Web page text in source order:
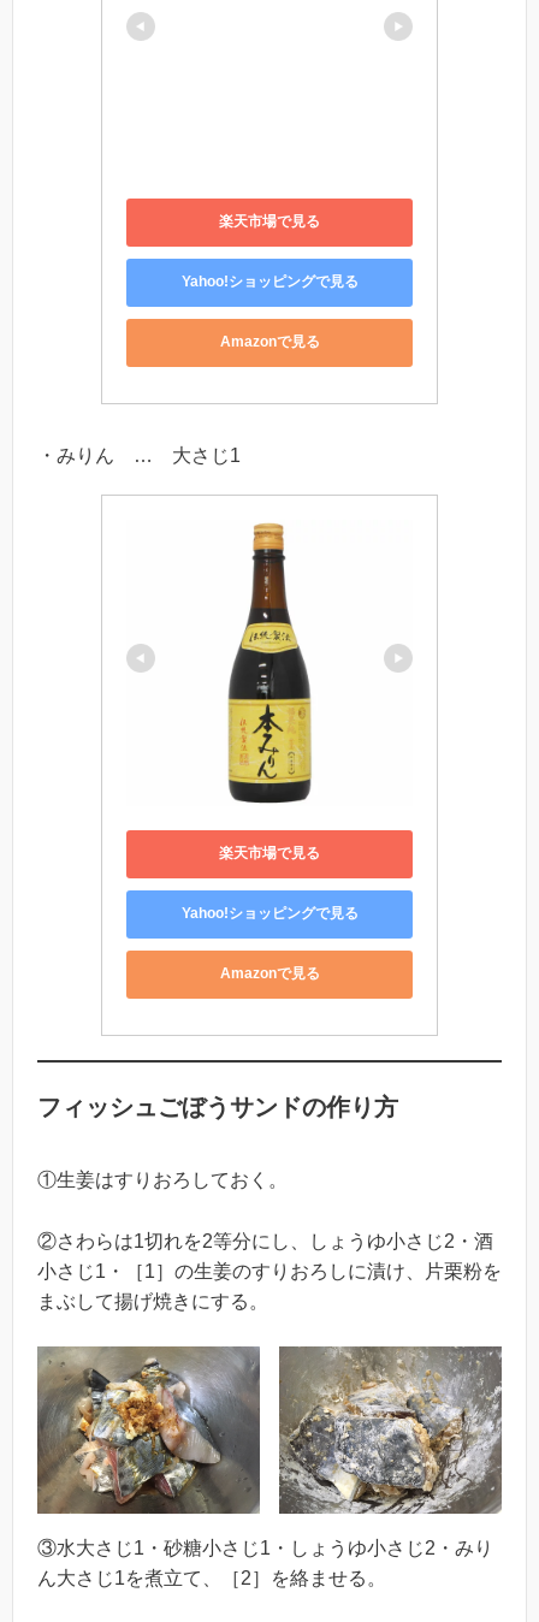
楽天市場で見る
Yahoo!ショッピングで見る
Amazonで見る
・みりん … 大さじ1
楽天市場で見る
Yahoo!ショッピングで見る
Amazonで見る
フィッシュごぼうサンドの作り方
①生姜はすりおろしておく。
②さわらは1切れを2等分にし、しょうゆ小さじ2・酒
小さじ1・［1］の生姜のすりおろしに漬け、片栗粉を
まぶして揚げ焼きにする。
③水大さじ1・砂糖小さじ1・しょうゆ小さじ2・みり
ん大さじ1を煮立て、［2］を絡ませる。